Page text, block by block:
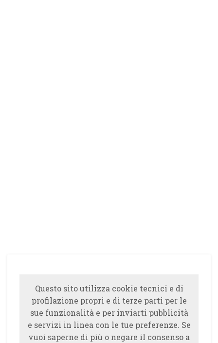
Questo sito utilizza cookie tecnici e di
profilazione propri e di terze parti per le
sue funzionalità e per inviarti pubblicità
e servizi in linea con le tue preferenze. Se
vuoi saperne di più o negare il consenso a